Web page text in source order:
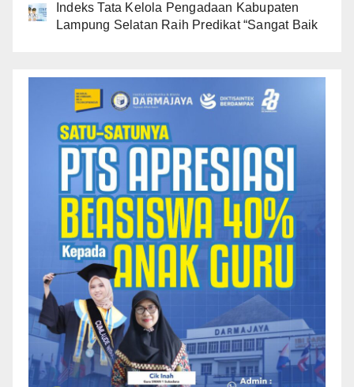
Indeks Tata Kelola Pengadaan Kabupaten
Lampung Selatan Raih Predikat “Sangat Baik